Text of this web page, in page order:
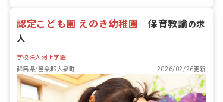
認定こども園 えのき幼稚園 保育教諭の求
人
学校法人河上学園
群馬県/邑楽郡大泉町
2026/02/26更新